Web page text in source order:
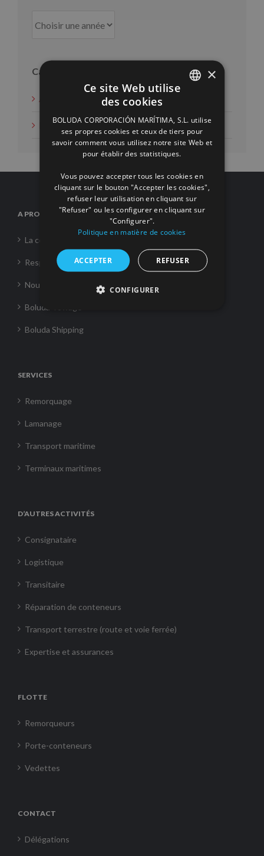
Catégories
Actions d'intérêt social
Nouvelles
A PROPOS DE NOUS
La corporation
Responsabilité Sociale
Nouvelles
Boluda Towage
Boluda Shipping
SERVICES
Remorquage
Lamanage
Transport maritime
Terminaux maritimes
D’AUTRES ACTIVITÉS
Consignataire
Logistique
Transitaire
Réparation de conteneurs
Transport terrestre (route et voie ferrée)
Expertise et assurances
FLOTTE
Remorqueurs
Porte-conteneurs
Vedettes
CONTACT
Délégations
ENGLISH
FRENCH
×
Ce site Web utilise
des cookies
BOLUDA CORPORACIÓN MARÍTIMA, S.L. utilise
ses propres cookies et ceux de tiers pour
savoir comment vous utilisez notre site Web et
pour établir des statistiques.
Vous pouvez accepter tous les cookies en
cliquant sur le bouton "Accepter les cookies",
refuser leur utilisation en cliquant sur
"Refuser" ou les configurer en cliquant sur
"Configurer".
Politique en matière de cookies
ACCEPTER REFUSER
CONFIGURER